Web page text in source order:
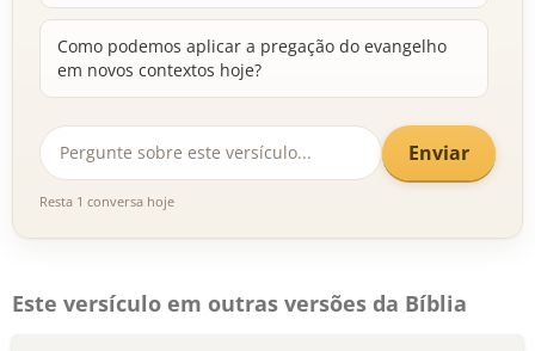
Como podemos aplicar a pregação do evangelho
em novos contextos hoje?
Enviar
Resta 1 conversa hoje
Este versículo em outras versões da Bíblia